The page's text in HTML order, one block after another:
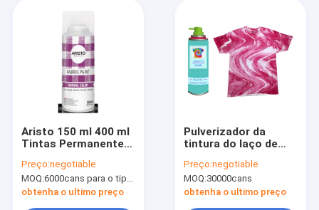
Produtos
Sobre nós
Visita à fábrica
Aristo 150 ml 400 ml
Tintas Permanentes
Tecido
Preço:negotiable
MOQ:6000cans para o tipo de Aristo, 15000cans para o tipo feito sob encomenda
obtenha o ultimo preço
Pulverizador da
tintura do laço de
pistola da tela para
de DIY o tóxico não -
Preço:negotiable
MOQ:30000cans
obtenha o ultimo preço